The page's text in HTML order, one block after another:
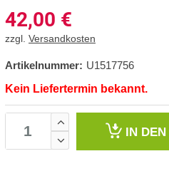
42,00 €
zzgl. Versandkosten
Artikelnummer: U1517756
Kein Liefertermin bekannt.
IN DEN